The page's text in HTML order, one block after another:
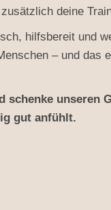
deine
hilfsbereit und
– und das
schenke unseren
gut anfühlt.